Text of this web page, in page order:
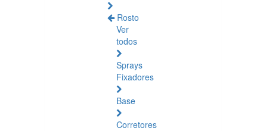
Rosto
Ver
todos
Sprays
Fixadores
Base
Corretores